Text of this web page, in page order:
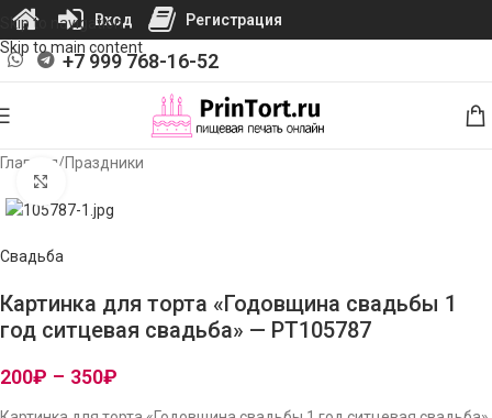
Skip to navigation
Skip to main content
+7 999 768-16-52
Главная/Праздники
Свадьба
Картинка для торта «Годовщина свадьбы 1
год ситцевая свадьба» — PT105787
200₽ – 350₽
Вход Регистрация